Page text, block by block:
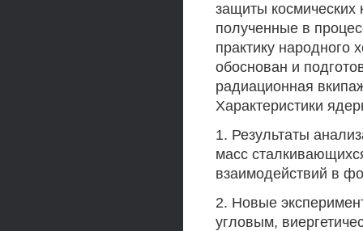
защиты космических
полученные в
практику народного
обоснован и
радиационная
Характеристики
1. Результаты
масс
взаимодействий в
2. Новые
угловым,